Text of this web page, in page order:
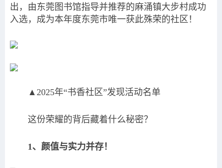
出，由东莞图书馆指导并推荐的麻涌镇大步村成功
入选，成为本年度东莞市唯一获此殊荣的社区！
▲2025年“书香社区”发现活动名单
这份荣耀的背后藏着什么秘密？
1、颜值与实力并存！